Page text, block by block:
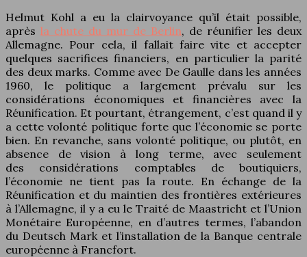
Helmut Kohl a eu la clairvoyance qu’il était possible,
après la chute du mur de Berlin, de réunifier les deux
Allemagne. Pour cela, il fallait faire vite et accepter
quelques sacrifices financiers, en particulier la parité
des deux marks. Comme avec De Gaulle dans les années
1960, le politique a largement prévalu sur les
considérations économiques et financières avec la
Réunification. Et pourtant, étrangement, c’est quand il y
a cette volonté politique forte que l’économie se porte
bien. En revanche, sans volonté politique, ou plutôt, en
absence de vision à long terme, avec seulement
des considérations comptables de boutiquiers,
l’économie ne tient pas la route. En échange de la
Réunification et du maintien des frontières extérieures
à l’Allemagne, il y a eu le Traité de Maastricht et l’Union
Monétaire Européenne, en d’autres termes, l’abandon
du Deutsch Mark et l’installation de la Banque centrale
européenne à Francfort.